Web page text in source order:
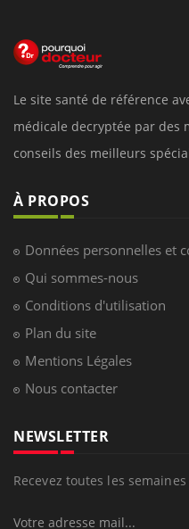
Le site santé de référence
médicale decryptée par des
conseils des meilleurs
À PROPOS
Données personnelles et
Qui sommes-nous
Conditions d'utilisation
Plan du site
Mentions Légales
Nous contacter
NEWSLETTER
Recevez toutes les